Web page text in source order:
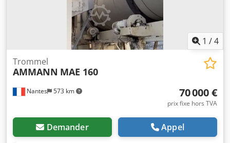
1 /4
Nantes 573 km
Trommel
AMMANN MAE 160
70 000 €
prix fixe hors TVA
Demander Appel